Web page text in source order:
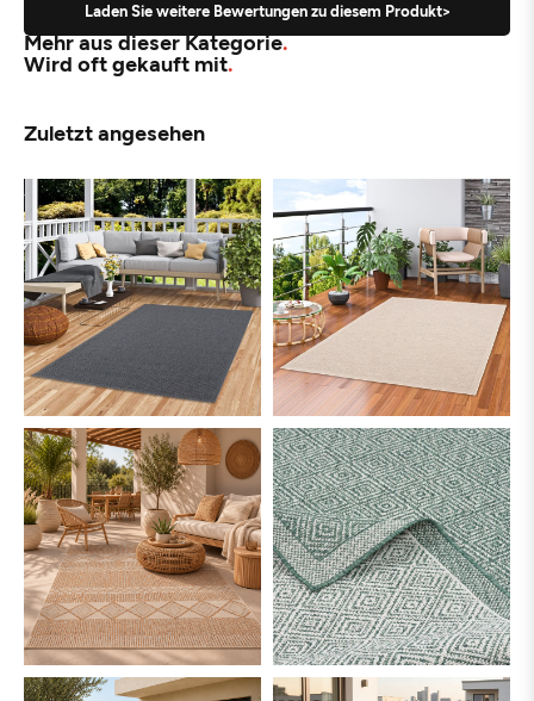
Laden Sie weitere Bewertungen zu diesem Produkt>
Mehr aus dieser Kategorie
Wird oft gekauft mit
Zuletzt angesehen